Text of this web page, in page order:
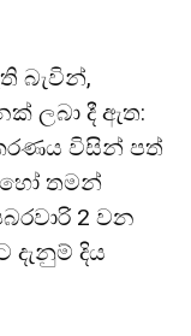
බැවින්,
ලබා දී ඇත:
විසින් පත්
තමන්
2 වන
දිය